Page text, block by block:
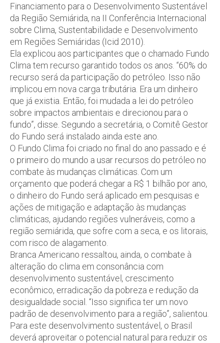
Financiamento para o Desenvolvimento Sustentável
da Região Semiárida, na II Conferência Internacional
sobre Clima, Sustentabilidade e Desenvolvimento
em Regiões Semiáridas (Icid 2010).
Ela explicou aos participantes que o chamado Fundo
Clima tem recurso garantido todos os anos. “60% do
recurso será da participação do petróleo. Isso não
implicou em nova carga tributária. Era um dinheiro
que já existia. Então, foi mudada a lei do petróleo
sobre impactos ambientais e direcionou para o
fundo”, disse. Segundo a secretária, o Comitê Gestor
do Fundo será instalado ainda este ano.
O Fundo Clima foi criado no final do ano passado e é
o primeiro do mundo a usar recursos do petróleo no
combate às mudanças climáticas. Com um
orçamento que poderá chegar a R$ 1 bilhão por ano,
o dinheiro do Fundo será aplicado em pesquisas e
ações de mitigação e adaptação às mudanças
climáticas, ajudando regiões vulneráveis, como a
região semiárida, que sofre com a seca, e os litorais,
com risco de alagamento.
Branca Americano ressaltou, ainda, o combate à
alteração do clima em consonância com
desenvolvimento sustentável, crescimento
econômico, erradicação da pobreza e redução da
desigualdade social. “Isso significa ter um novo
padrão de desenvolvimento para a região”, salientou.
Para este desenvolvimento sustentável, o Brasil
deverá aproveitar o potencial natural para reduzir os